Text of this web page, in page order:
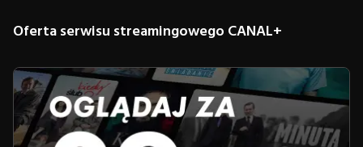
Oferta serwisu streamingowego CANAL+